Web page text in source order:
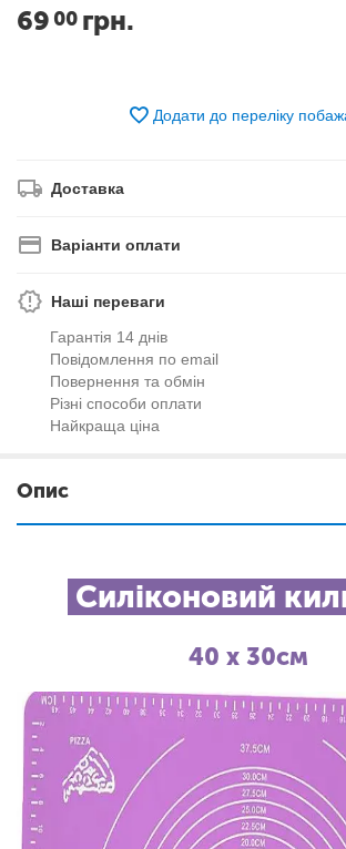
69 00 грн.
Додати до переліку
Доставка
Варіанти оплати
Наші переваги
Гарантія 14 днів
Повідомлення по email
Повернення та обмін
Різні способи оплати
Найкраща ціна
Опис
Силіконовий
40 х 30см